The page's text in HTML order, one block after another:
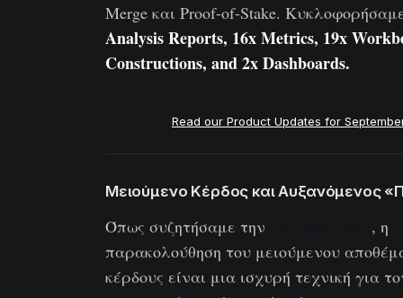
Merge και Proof-of-Stake.
Analysis Reports, 16x Metrics, 19x
Constructions, and 2x Dashboards.
Read our Product Updates for
Μειούμενο Κέρδος και Αυξανόμενος
Όπως συζητήσαμε την
, η
παρακολούθηση του μειούμενου
κέρδους είναι μια ισχυρή τεχνική για